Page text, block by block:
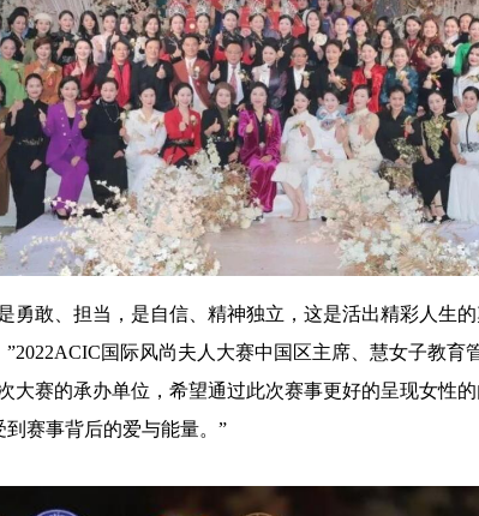
勇敢、担当，是自信、精神独立，这是活出精彩人生
国际风尚夫人大赛中国区主席、慧女子教育
大赛的承办单位，希望通过此次赛事更好的呈现女性
赛事背后的爱与能量。”